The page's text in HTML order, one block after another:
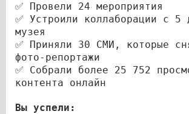
✅ Провели 24 мероприятия
✅ Устроили коллаборации с 5
музея
✅ Приняли 30 СМИ, которые
фото-репортажи
✅ Собрали более 25 752
контента онлайн
Вы успели: